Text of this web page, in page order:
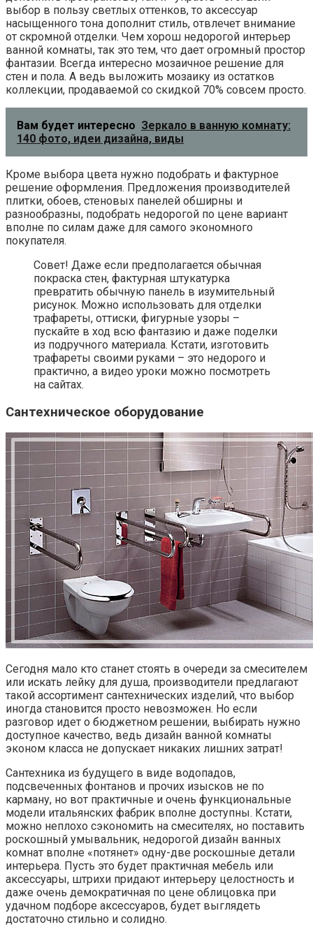
выбор в пользу светлых оттенков, то аксессуар
насыщенного тона дополнит стиль, отвлечет внимание
от скромной отделки. Чем хорош недорогой интерьер
ванной комнаты, так это тем, что дает огромный простор
фантазии. Всегда интересно мозаичное решение для
стен и пола. А ведь выложить мозаику из остатков
коллекции, продаваемой со скидкой 70% совсем просто.
Вам будет интересно Зеркало в ванную комнату:
140 фото, идеи дизайна, виды
Кроме выбора цвета нужно подобрать и фактурное
решение оформления. Предложения производителей
плитки, обоев, стеновых панелей обширны и
разнообразны, подобрать недорогой по цене вариант
вполне по силам даже для самого экономного
покупателя.
Совет! Даже если предполагается обычная
покраска стен, фактурная штукатурка
превратить обычную панель в изумительный
рисунок. Можно использовать для отделки
трафареты, оттиски, фигурные узоры –
пускайте в ход всю фантазию и даже поделки
из подручного материала. Кстати, изготовить
трафареты своими руками – это недорого и
практично, а видео уроки можно посмотреть
на сайтах.
Сантехническое оборудование
Сегодня мало кто станет стоять в очереди за смесителем
или искать лейку для душа, производители предлагают
такой ассортимент сантехнических изделий, что выбор
иногда становится просто невозможен. Но если
разговор идет о бюджетном решении, выбирать нужно
доступное качество, ведь дизайн ванной комнаты
эконом класса не допускает никаких лишних затрат!
Сантехника из будущего в виде водопадов,
подсвеченных фонтанов и прочих изысков не по
карману, но вот практичные и очень функциональные
модели итальянских фабрик вполне доступны. Кстати,
можно неплохо сэкономить на смесителях, но поставить
роскошный умывальник, недорогой дизайн ванных
комнат вполне «потянет» одну-две роскошные детали
интерьера. Пусть это будет практичная мебель или
аксессуары, штрихи придают интерьеру целостность и
даже очень демократичная по цене облицовка при
удачном подборе аксессуаров, будет выглядеть
достаточно стильно и солидно.